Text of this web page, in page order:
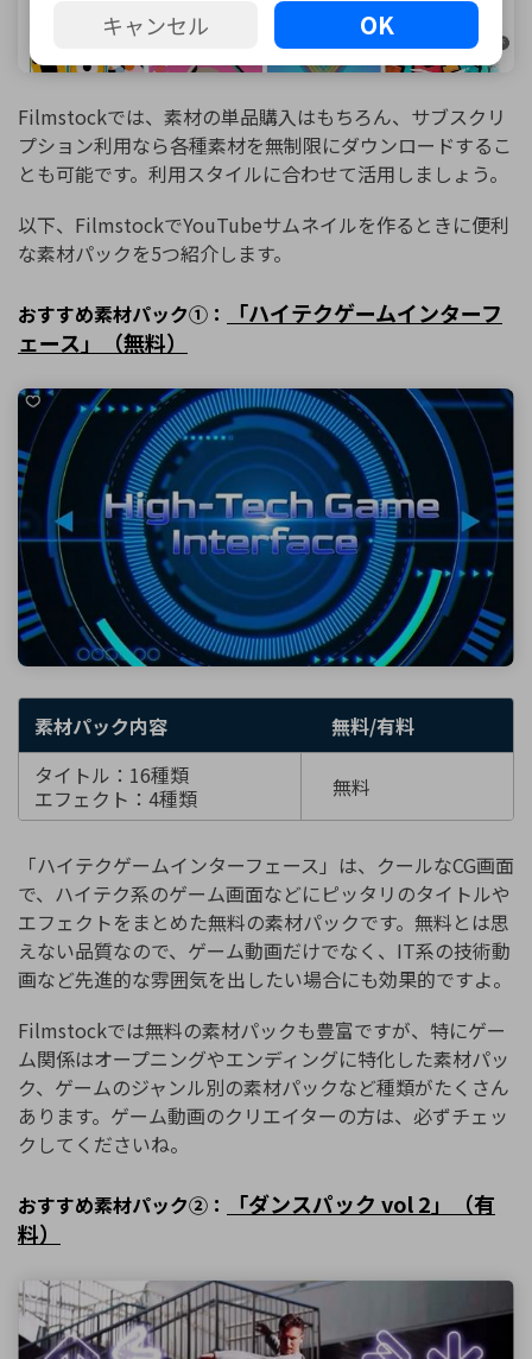
Filmstockでは、素材の単品購入はもちろん、サブスクリ
プション利用なら各種素材を無制限にダウンロードするこ
とも可能です。利用スタイルに合わせて活用しましょう。
以下、FilmstockでYouTubeサムネイルを作るときに便利
な素材パックを5つ紹介します。
おすすめ素材パック①：
「ハイテクゲームインターフ
ェース」（無料）
素材パック内容
無料/有料
タイトル：16種類
エフェクト：4種類
無料
「ハイテクゲームインターフェース」は、クールなCG画面
で、ハイテク系のゲーム画面などにピッタリのタイトルや
エフェクトをまとめた無料の素材パックです。無料とは思
えない品質なので、ゲーム動画だけでなく、IT系の技術動
画など先進的な雰囲気を出したい場合にも効果的ですよ。
Filmstockでは無料の素材パックも豊富ですが、特にゲー
ム関係はオープニングやエンディングに特化した素材パッ
ク、ゲームのジャンル別の素材パックなど種類がたくさん
あります。ゲーム動画のクリエイターの方は、必ずチェッ
クしてくださいね。
おすすめ素材パック②：
「ダンスパック vol 2」（有
料）
キャンセル OK